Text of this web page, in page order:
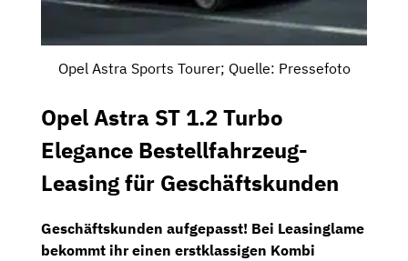
Opel Astra Sports Tourer; Quelle: Pressefoto
Opel Astra ST 1.2 Turbo
Elegance Bestellfahrzeug-
Leasing für Geschäftskunden
Geschäftskunden aufgepasst! Bei Leasinglame
bekommt ihr einen erstklassigen Kombi